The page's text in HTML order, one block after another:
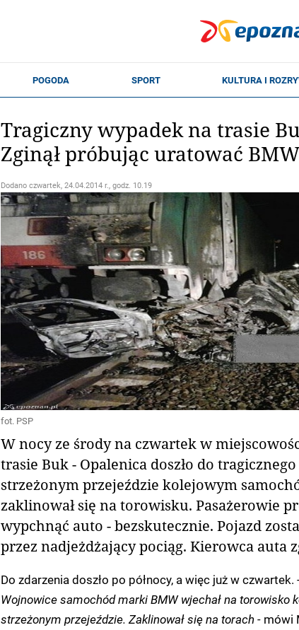
Tragiczny wypadek na trasie
Zginął próbując uratować BMW
Dodano czwartek, 24.04.2014 r., godz. 10.19
fot. PSP
W nocy ze środy na czwartek w
trasie Buk - Opalenica doszło do
strzeżonym przejeździe kolejowym
zaklinował się na torowisku. Pasażerowie
wypchnąć auto - bezskutecznie. Pojazd
przez nadjeżdżający pociąg. Kierowca auta
Do zdarzenia doszło po północy, a więc już w czwartek.
Wojnowice samochód marki BMW wjechał na torowisko
strzeżonym przejeździe. Zaklinował się na torach - mówi